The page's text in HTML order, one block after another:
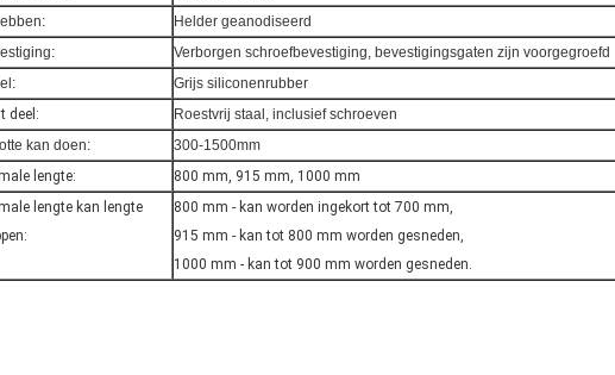
Helder geanodiseerd
Verborgen schroefbevestiging, bevestigingsgaten zijn voorgegroefd
Grijs siliconenrubber
deel:
Roestvrij staal, inclusief schroeven
kan doen:
300-1500mm
lengte:
800 mm, 915 mm, 1000 mm
lengte kan lengte
800 mm - kan worden ingekort tot 700 mm,
915 mm - kan tot 800 mm worden gesneden,
1000 mm - kan tot 900 mm worden gesneden.